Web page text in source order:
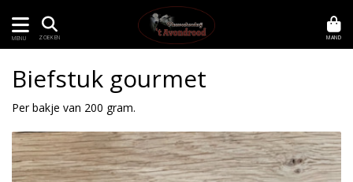
MENU ZOEKEN MAND
Biefstuk gourmet
Per bakje van 200 gram.